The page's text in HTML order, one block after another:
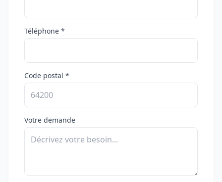
Téléphone *
Code postal *
Votre demande